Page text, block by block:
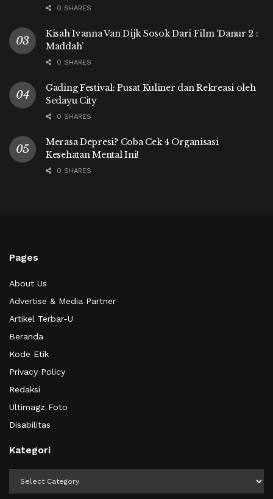
0 SHARES
Kisah Ivanna Van Dijk Sosok Dari Film ‘Danur 2 :
Maddah’
0 SHARES
Gading Festival: Pusat Kuliner dan Rekreasi oleh
Sedayu City
0 SHARES
Merasa Depresi? Coba Cek 4 Organisasi
Kesehatan Mental Ini!
0 SHARES
Pages
About Us
Advertise & Media Partner
Artikel Terbar-U
Beranda
Kode Etik
Privacy Policy
Redaksi
Ultimagz Foto
Disabilitas
Kategori